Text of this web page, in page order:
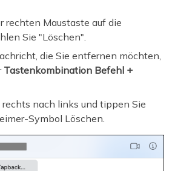
rechten Maustaste auf die
Sie "Löschen".
die Sie entfernen möchten,
Tastenkombination Befehl +
nach links und tippen Sie
Symbol Löschen.